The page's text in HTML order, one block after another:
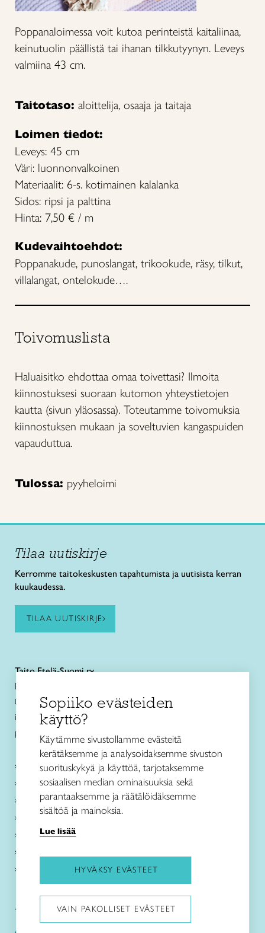
Poppanaloimessa voit kutoa perinteistä kaitaliinaa,
keinutuolin päällistä tai ihanan tilkkutyynyn. Leveys
valmiina 43 cm.
Taitotaso: aloittelija, osaaja ja taitaja
Loimen tiedot:
Leveys: 45 cm
Väri: luonnonvalkoinen
Materiaalit: 6-s. kotimainen kalalanka
Sidos: ripsi ja palttina
Hinta: 7,50 € / m
Kudevaihtoehdot:
Poppanakude, punoslangat, trikookude, räsy, tilkut,
villalangat, ontelokude….
Toivomuslista
Haluaisitko ehdottaa omaa toivettasi? Ilmoita
kiinnostuksesi suoraan kutomon yhteystietojen
kautta (sivun yläosassa). Toteutamme toivomuksia
kiinnostuksen mukaan ja soveltuvien kangaspuiden
vapauduttua.
Tulossa: pyyheloimi
Tilaa uutiskirje
Kerromme taitokeskusten tapahtumista ja uutisista kerran
kuukaudessa.
TILAA UUTISKIRJE
Taito Etelä-Suomi ry
Eteläesplanadi 4
00130 Helsinki
info@taitoetelasuomi.fi
p. 050 3508470
Kurssit ja leirit
Kankaankudonta
Käsityö- ja muotoilukoulu
Taito Shop
Ajankohtaista
Taito Etelä-Suomi: Taito Käsityö- ja muotoilukoulu:
Sopiiko evästeiden
käyttö?
Käytämme sivustollamme evästeitä
kerätäksemme ja analysoidaksemme sivuston
suorituskykyä ja käyttöä, tarjotaksemme
sosiaalisen median ominaisuuksia sekä
parantaaksemme ja räätälöidäksemme
sisältöä ja mainoksia.
Lue lisää
HYVÄKSY EVÄSTEET
VAIN PAKOLLISET EVÄSTEET